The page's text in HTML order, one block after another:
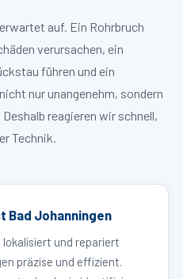
auf. Ein Rohrbruch
verursachen, ein
führen und ein
nur unangenehm, sondern
reagieren wir schnell,
Technik.
Bad Johanningen
und repariert
präzise und effizient.